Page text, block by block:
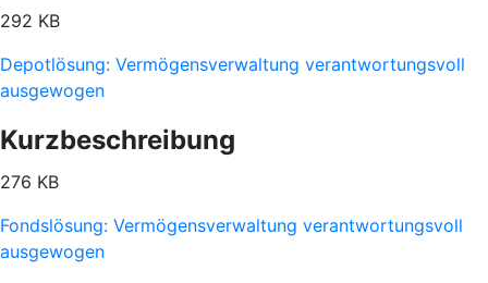
292 KB
Depotlösung: Vermögensverwaltung verantwortungsvoll
ausgewogen
Kurzbeschreibung
276 KB
Fondslösung: Vermögensverwaltung verantwortungsvoll
ausgewogen